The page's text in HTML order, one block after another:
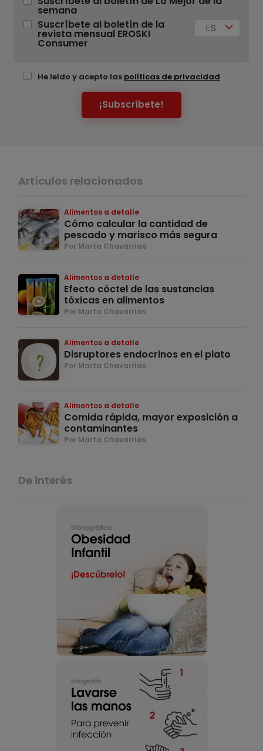
semana
Suscríbete al boletín de la
revista mensual EROSKI
Consumer
ES
He leído y acepto las políticas de privacidad
¡Subscríbete!
Artículos relacionados
Alimentos a detalle
Cómo calcular la cantidad de
pescado y marisco más segura
Por Marta Chavarrías
Alimentos a detalle
Efecto cóctel de las sustancias
tóxicas en alimentos
Por Marta Chavarrías
Alimentos a detalle
Disruptores endocrinos en el plato
Por Marta Chavarrías
Alimentos a detalle
Comida rápida, mayor exposición a
contaminantes
Por Marta Chavarrías
De interés